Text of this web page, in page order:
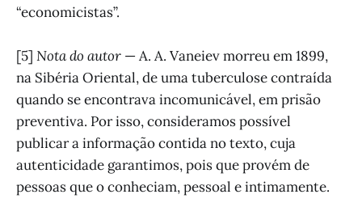
“economicistas”.
[5] Nota do autor — A. A. Vaneiev morreu em 1899,
na Sibéria Oriental, de uma tuberculose contraída
quando se encontrava incomunicável, em prisão
preventiva. Por isso, consideramos possível
publicar a informação contida no texto, cuja
autenticidade garantimos, pois que provém de
pessoas que o conheciam, pessoal e intimamente.